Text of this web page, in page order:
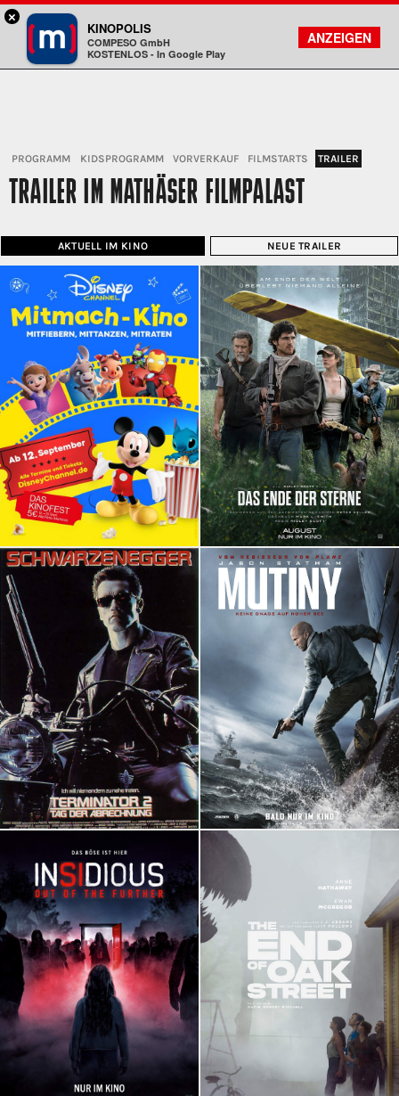
Kinopolis
FILMSUCHE
KONTO
PROGRAMM KIDSPROGRAMM VORVERKAUF FILMSTARTS TRAILER
TRAILER IM MATHÄSER FILMPALAST
AKTUELL IM KINO NEUE TRAILER
×
KINOPOLIS
COMPESO GmbH
KOSTENLOS - In Google Play
ANZEIGEN